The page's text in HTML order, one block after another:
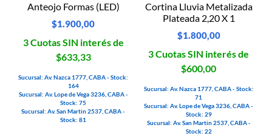
Anteojo Formas (LED)
$1.900,00
3 Cuotas SIN interés de
$633,33
Sucursal: Av. Nazca 1777, CABA - Stock:
164
Sucursal: Av. Lope de Vega 3236, CABA -
Stock: 75
Sucursal: Av. San Martin 2537, CABA -
Stock: 81
Cortina Lluvia Metalizada
Plateada 2,20 X 1
$1.800,00
3 Cuotas SIN interés de
$600,00
Sucursal: Av. Nazca 1777, CABA - Stock:
71
Sucursal: Av. Lope de Vega 3236, CABA -
Stock: 29
Sucursal: Av. San Martin 2537, CABA -
Stock: 22